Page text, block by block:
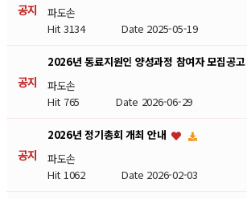
공지
파도손
Hit 3134 Date 2025-05-19
공지
2026년 동료지원인 양성과정 참여자 모집공고
파도손
Hit 765Date 2026-06-29
공지
2026년 정기총회 개최 안내
파도손
Hit 1062 Date 2026-02-03